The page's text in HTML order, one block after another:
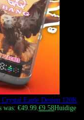
Eagle Design 120K
was: €49.99.€9.58Huidige